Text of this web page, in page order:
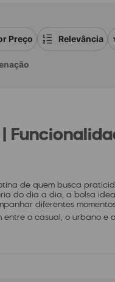
Preço Relevância
de quem busca
do dia a dia, a bolsa
diferentes
entre o casual, o urbano